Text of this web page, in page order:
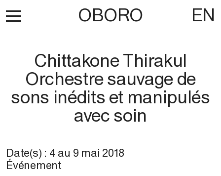
OBORO EN
Chittakone Thirakul
Orchestre sauvage de
sons inédits et manipulés
avec soin
Date(s) : 4 au 9 mai 2018
Événement